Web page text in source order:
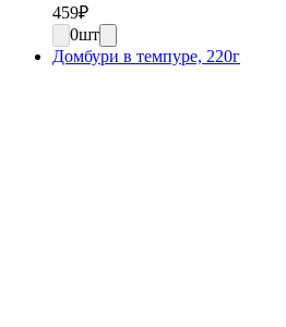
459₽
0шт
Домбури в темпуре, 220г